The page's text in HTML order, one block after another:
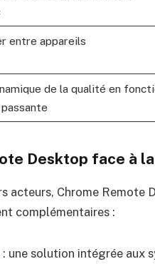
entre appareils
de la qualité en
Desktop face à
acteurs, Chrome Remote
complémentaires :
: une solution intégrée aux